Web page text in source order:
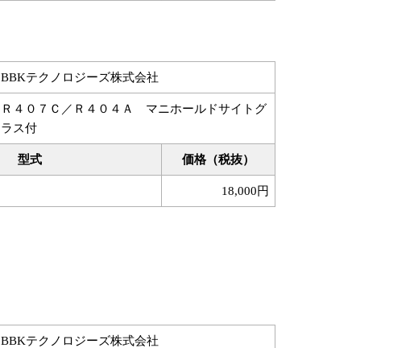
BBKテクノロジーズ株式会社
Ｒ４０７Ｃ／Ｒ４０４Ａ マニホールドサイトグ
ラス付
型式 価格（税抜）
18,000円
BBKテクノロジーズ株式会社